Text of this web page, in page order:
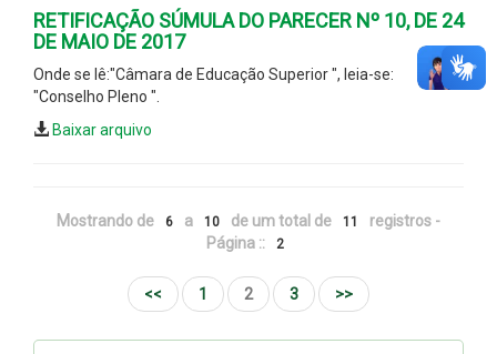
RETIFICAÇÃO SÚMULA DO PARECER Nº 10, DE 24
DE MAIO DE 2017
Onde se lê:"Câmara de Educação Superior ", leia-se:
"Conselho Pleno ".
Baixar arquivo
Mostrando de 6 a 10 de um total de 11
registros -
Página ::
2
<< 1 2 3 >>